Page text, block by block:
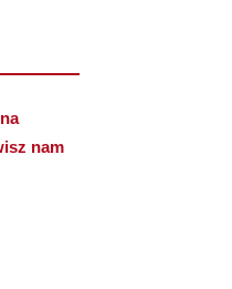
nam